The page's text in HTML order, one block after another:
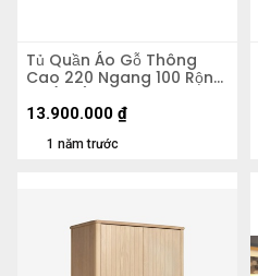
Tủ Quần Áo Gỗ Thông
Cao 220 Ngang 100 Rộng
57 (cm)
1 năm trước
13.900.000 ₫